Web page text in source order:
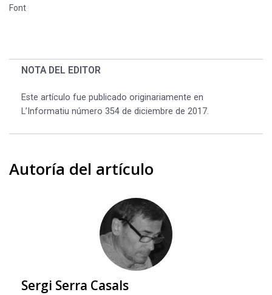
Font
NOTA DEL EDITOR
Este artículo fue publicado originariamente en
L’Informatiu número 354 de diciembre de 2017.
Autoría del artículo
Sergi Serra Casals